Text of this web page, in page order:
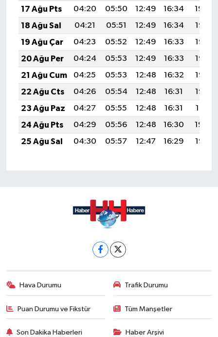
17 Ağu Pts
04:20 05:50 12:49 16:34
19:39
18 Ağu Sal
04:21 05:51 12:49 16:34
19:37
19 Ağu Çar
04:23 05:52 12:49 16:33
19:36
20 Ağu Per
04:24 05:53 12:49 16:33
19:35
21 Ağu Cum
04:25 05:53 12:48 16:32
19:33
22 Ağu Cts
04:26 05:54 12:48 16:31
19:32
23 Ağu Paz
04:27 05:55 12:48 16:31
19:31
24 Ağu Pts
04:29 05:56 12:48 16:30
19:29
25 Ağu Sal
04:30 05:57 12:47 16:29 19:28
Hava Durumu Trafik Durumu
Puan Durumu ve Fikstür Tüm Manşetler
Son Dakika Haberleri Haber Arşivi